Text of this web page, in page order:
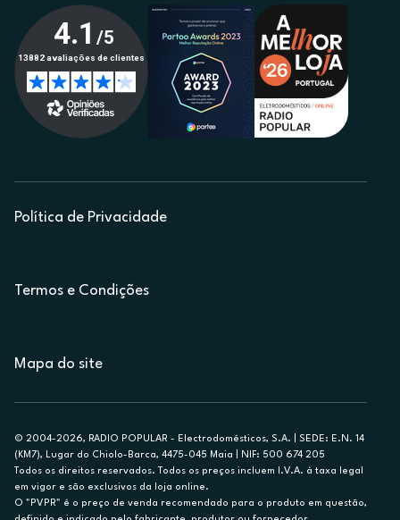
Política de Privacidade
Termos e Condições
Mapa do site
© 2004-2026, RADIO POPULAR - Electrodomésticos, S.A. | SEDE: E.N. 14
(KM7), Lugar do Chiolo-Barca, 4475-045 Maia | NIF: 500 674 205
Todos os direitos reservados. Todos os preços incluem I.V.A. à taxa legal
em vigor e são exclusivos da loja online.
O "PVPR" é o preço de venda recomendado para o produto em questão,